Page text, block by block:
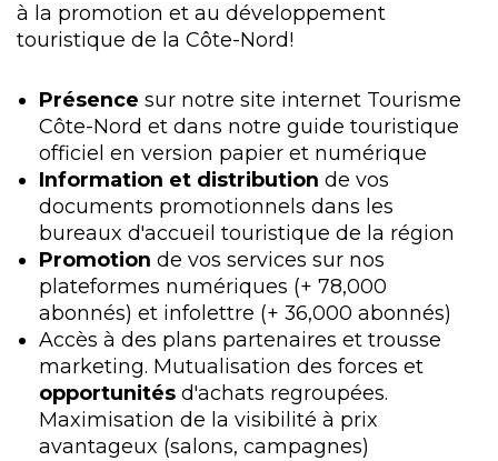
à la promotion et au développement
touristique de la Côte-Nord!
Présence sur notre site internet Tourisme
Côte-Nord et dans notre guide touristique
officiel en version papier et numérique
Information et distribution de vos
documents promotionnels dans les
bureaux d'accueil touristique de la région
Promotion de vos services sur nos
plateformes numériques (+ 78,000
abonnés) et infolettre (+ 36,000 abonnés)
Accès à des plans partenaires et trousse
marketing. Mutualisation des forces et
opportunités d'achats regroupées.
Maximisation de la visibilité à prix
avantageux (salons, campagnes)